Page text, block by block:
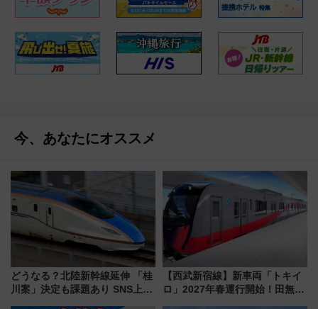
今、あなたにオススメ
どうなる？北陸新幹線延伸 「桂
川案」決定も課題あり SNS上の
【西武新宿線】新車両「トキイ
ロ」2027年春運行開始！田無・